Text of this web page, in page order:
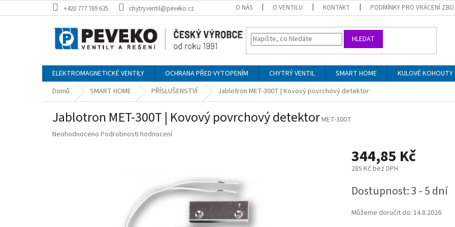
na
+420 777 769 635 chytryventil@peveko.cz O NÁS O VENTILU KONTAKT PODMÍNKY PRO VRÁCENÍ
HLEDAT
ELEKTROMAGNETICKÉ VENTILY OCHRANA PŘED VYTOPENÍM CHYTRÝ VENTIL SMART HOME KULOVÉ
Domů
SMART HOME PŘÍSLUŠENSTVÍ Jablotron MET-300T | Kovový povrchový detektor
Jablotron MET-300T | Kovový povrchový detektorMET-300T
Průměrné
Neohodnoceno Podrobnosti hodnocení
344,85 Kč
285 Kč bez DPH
cena:
Dostupnost: 3 - 5 dní
Můžeme doručit do: 14.8.2026